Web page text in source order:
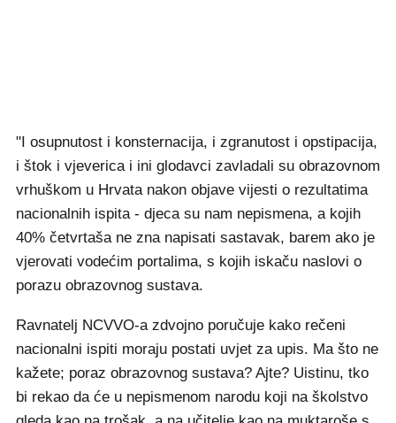
"I osupnutost i konsternacija, i zgranutost i opstipacija,
i štok i vjeverica i ini glodavci zavladali su obrazovnom
vrhuškom u Hrvata nakon objave vijesti o rezultatima
nacionalnih ispita - djeca su nam nepismena, a kojih
40% četvrtaša ne zna napisati sastavak, barem ako je
vjerovati vodećim portalima, s kojih iskaču naslovi o
porazu obrazovnog sustava.
Ravnatelj NCVVO-a zdvojno poručuje kako rečeni
nacionalni ispiti moraju postati uvjet za upis. Ma što ne
kažete; poraz obrazovnog sustava? Ajte? Uistinu, tko
bi rekao da će u nepismenom narodu koji na školstvo